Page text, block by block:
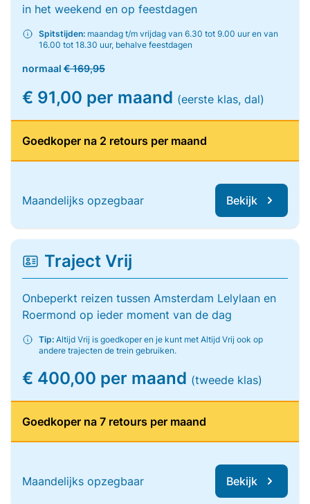
in het weekend en op feestdagen
Spitstijden: maandag t/m vrijdag van 6.30 tot 9.00 uur en van
16.00 tot 18.30 uur, behalve feestdagen
normaal € 169,95
€ 91,00 per maand (eerste klas, dal)
Goedkoper na 2 retours per maand
Maandelijks opzegbaar Bekijk
Traject Vrij
Onbeperkt reizen tussen Amsterdam Lelylaan en
Roermond op ieder moment van de dag
Tip: Altijd Vrij is goedkoper en je kunt met Altijd Vrij ook op
andere trajecten de trein gebruiken.
€ 400,00 per maand (tweede klas)
Goedkoper na 7 retours per maand
Maandelijks opzegbaar Bekijk